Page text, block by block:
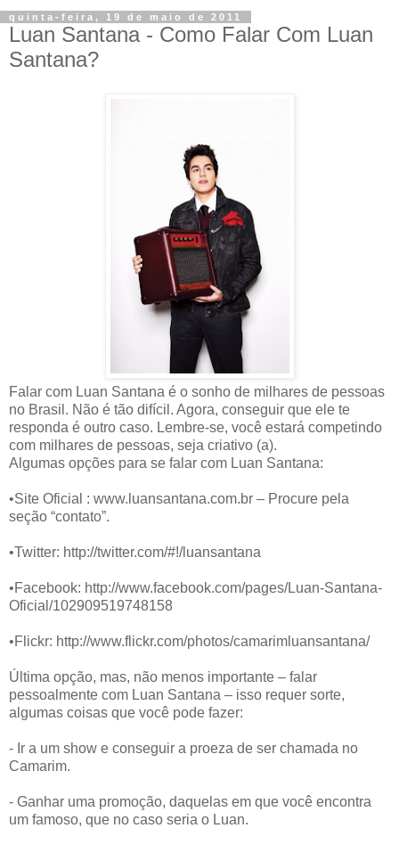
quinta-feira, 19 de maio de 2011
Luan Santana - Como Falar Com Luan
Santana?
Falar com Luan Santana é o sonho de milhares de pessoas
no Brasil. Não é tão difícil. Agora, conseguir que ele te
responda é outro caso. Lembre-se, você estará competindo
com milhares de pessoas, seja criativo (a).
Algumas opções para se falar com Luan Santana:
•Site Oficial : www.luansantana.com.br – Procure pela
seção “contato”.
•Twitter: http://twitter.com/#!/luansantana
•Facebook: http://www.facebook.com/pages/Luan-Santana-
Oficial/102909519748158
•Flickr: http://www.flickr.com/photos/camarimluansantana/
Última opção, mas, não menos importante – falar
pessoalmente com Luan Santana – isso requer sorte,
algumas coisas que você pode fazer:
- Ir a um show e conseguir a proeza de ser chamada no
Camarim.
- Ganhar uma promoção, daquelas em que você encontra
um famoso, que no caso seria o Luan.